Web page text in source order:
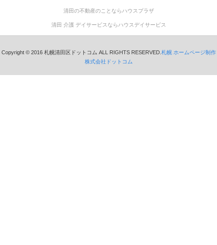
清田の不動産のことならハウスプラザ
清田 介護 デイサービスならハウスデイサービス
Copyright © 2016 札幌清田区ドットコム ALL RIGHTS RESERVED. 札幌 ホームページ制作
株式会社ドットコム